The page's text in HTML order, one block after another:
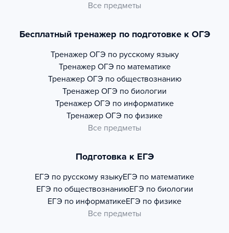
Все предметы
Бесплатный тренажер по подготовке к ОГЭ
Тренажер ОГЭ по русскому языку
Тренажер ОГЭ по математике
Тренажер ОГЭ по обществознанию
Тренажер ОГЭ по биологии
Тренажер ОГЭ по информатике
Тренажер ОГЭ по физике
Все предметы
Подготовка к ЕГЭ
ЕГЭ по русскому языкуЕГЭ по математике
ЕГЭ по обществознаниюЕГЭ по биологии
ЕГЭ по информатикеЕГЭ по физике
Все предметы